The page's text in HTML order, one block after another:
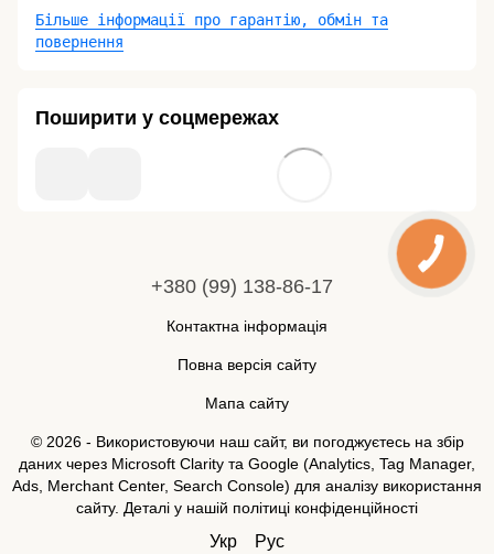
Більше інформації про гарантію, обмін та
повернення
Поширити у соцмережах
+380 (99) 138-86-17
Контактна інформація
Повна версія сайту
Мапа сайту
© 2026 - Використовуючи наш сайт, ви погоджуєтесь на збір
даних через Microsoft Clarity та Google (Analytics, Tag Manager,
Ads, Merchant Center, Search Console) для аналізу використання
сайту. Деталі у нашій політиці конфіденційності
Укр Рус